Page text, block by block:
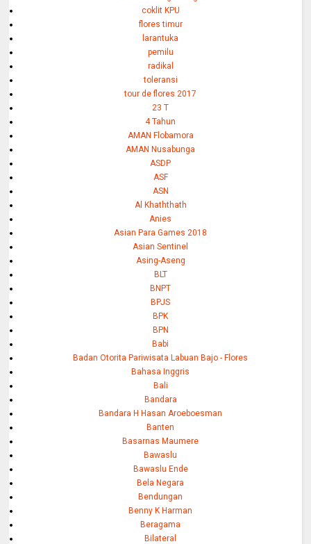
coklit KPU
flores timur
larantuka
pemilu
radikal
toleransi
tour de flores 2017
23 T
4 Tahun
AMAN Flobamora
AMAN Nusabunga
ASDP
ASF
ASN
Al Khaththath
Anies
Asian Para Games 2018
Asian Sentinel
Asing-Aseng
BLT
BNPT
BPJS
BPK
BPN
Babi
Badan Otorita Pariwisata Labuan Bajo - Flores
Bahasa Inggris
Bali
Bandara
Bandara H Hasan Aroeboesman
Banten
Basarnas Maumere
Bawaslu
Bawaslu Ende
Bela Negara
Bendungan
Benny K Harman
Beragama
Bilateral